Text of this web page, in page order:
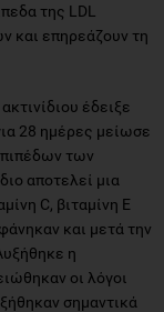
της LDL
και επηρεάζουν τη
έδειξε
28 ημέρες μείωσε
των
αποτελεί μια
C, βιταμίνη Ε
και μετά την
η
οι λόγοι
σημαντικά